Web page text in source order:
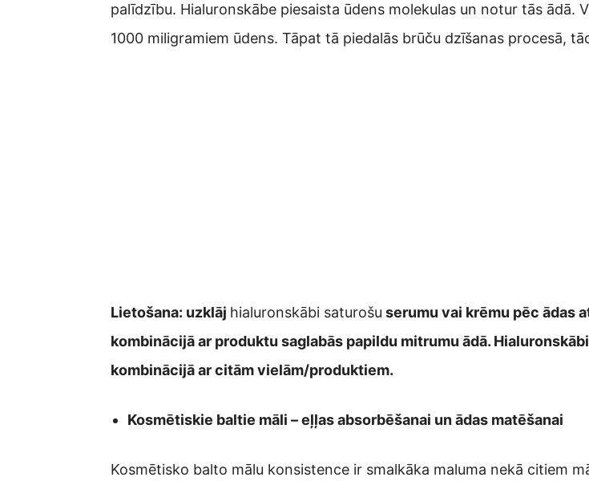
palīdzību. Hialuronskābe piesaista ūdens molekulas un notur tās ādā.
1000 miligramiem ūdens. Tāpat tā piedalās brūču dzīšanas procesā,
Lietošana: uzklāj hialuronskābi saturošu serumu vai krēmu pēc ādas
kombinācijā ar produktu saglabās papildu mitrumu ādā.
kombinācijā ar citām vielām/produktiem.
Kosmētiskie baltie māli – eļļas absorbēšanai un ādas matēšanai
Kosmētisko balto mālu konsistence ir smalkāka maluma nekā citiem